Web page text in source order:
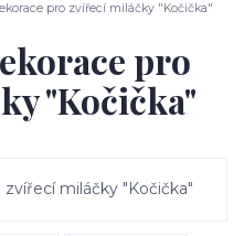
pro zvířecí miláčky "Kočička"
pro
"Kočička"